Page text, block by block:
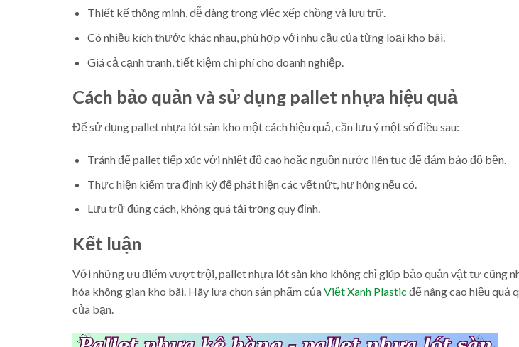
Thiết kế thông minh, dễ dàng trong việc xếp chồng và lưu trữ.
Có nhiều kích thước khác nhau, phù hợp với nhu cầu của từng loại kho bãi.
Giá cả cạnh tranh, tiết kiệm chi phí cho doanh nghiệp.
Cách bảo quản và sử dụng pallet nhựa hiệu quả
Để sử dụng pallet nhựa lót sàn kho một cách hiệu quả, cần lưu ý một số điều sau:
Tránh để pallet tiếp xúc với nhiệt độ cao hoặc nguồn nước liên tục để đảm bảo độ bền.
Thực hiện kiểm tra định kỳ để phát hiện các vết nứt, hư hỏng nếu có.
Lưu trữ đúng cách, không quá tải trọng quy định.
Kết luận
Với những ưu điểm vượt trội, pallet nhựa lót sàn kho không chỉ giúp bảo quản vật tư cũng
hóa không gian kho bãi. Hãy lựa chọn sản phẩm củaViệt Xanh Plastic để nâng cao hiệu quả
của bạn.